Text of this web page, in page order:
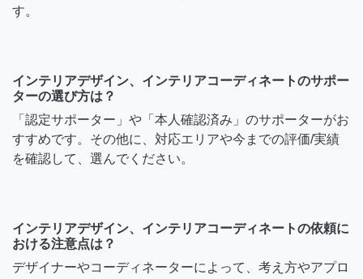
す。
インテリアデザイン、インテリアコーディネートのサポー
ターの選び方は？
「認定サポーター」や「本人確認済み」のサポーターがお
すすめです。その他に、対応エリアや今までの評価/実績
を確認して、選んでください。
インテリアデザイン、インテリアコーディネートの依頼に
おける注意点は？
デザイナーやコーディネーターによって、考え方やアプロ